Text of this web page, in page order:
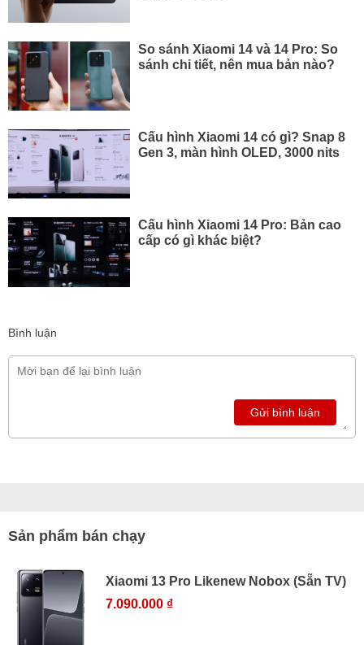
So sánh Xiaomi 14 và 14 Pro: So
sánh chi tiết, nên mua bản nào?
Cấu hình Xiaomi 14 có gì? Snap 8
Gen 3, màn hình OLED, 3000 nits
Cấu hình Xiaomi 14 Pro: Bản cao
cấp có gì khác biệt?
Bình luận
Gửi bình luận
Sản phẩm bán chạy
Xiaomi 13 Pro Likenew Nobox (Sẵn TV)
7.090.000 ₫